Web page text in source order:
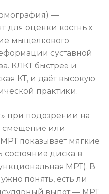
—
для оценки костных
мыщелкового
суставной
КЛКТ быстрее и
КТ, и даёт высокую
практики.
при подозрении на
смещение или
показывает мягкие
состояние диска в
МРТ). В
понять, есть ли
выпот — МРТ